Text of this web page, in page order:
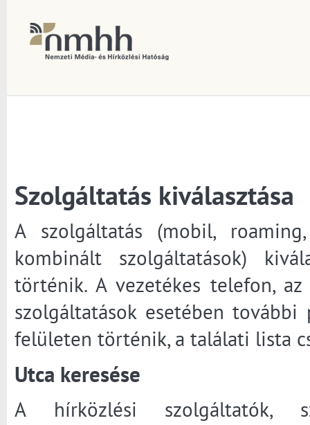
Szolgáltatás kiválasztása
A szolgáltatás (mobil,
kombinált szolgáltatások)
történik. A vezetékes telefon,
szolgáltatások esetében
felületen történik, a találati lista
Utca keresése
A hírközlési szolgáltatók,